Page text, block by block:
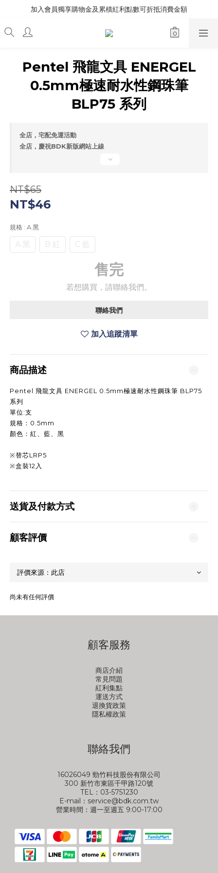
加入會員獨享購物金及累積紅利點數可折抵消費金額
Pentel 飛龍文具 ENERGEL
0.5mm極速耐水性鋼珠筆
BLP75 系列
全店，宅配免運活動
全店，慶祝BDK新版網站上線
NT$65
NT$46
規格 : A 黑
A 黑 B 紅 C 藍
售完
若想購買，請聯絡我們。
聯絡我們
加入追蹤清單
商品描述
Pentel 飛龍文具 ENERGEL 0.5mm極速耐水性鋼珠筆 BLP75
系列
單位:支
規格：0.5mm
顏色：紅、藍、黑
※替芯LRP5
※盒裝12入
送貨及付款方式
顧客評價
尚未有任何評價
顧客服務
商店介紹
常見問題
紅利集點
運送方式
退換貨政策
隱私權政策
聯絡我們
16026049 勁竹科技股份有限公司
300 新竹市東區千甲路120號
TEL：03-5751230
E-mail：service@bdk.com.tw
營業時間：週一至週五 9:00-17:00